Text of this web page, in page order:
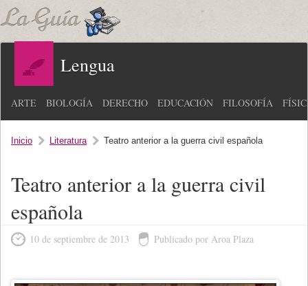
Lengua
ARTE BIOLOGÍA DERECHO EDUCACIÓN FILOSOFÍA
Inicio Literatura Teatro anterior a la guerra civil española
Teatro anterior a la guerra civil
española
10 de septiembre de 2013 Publicado por Aroa Plaza